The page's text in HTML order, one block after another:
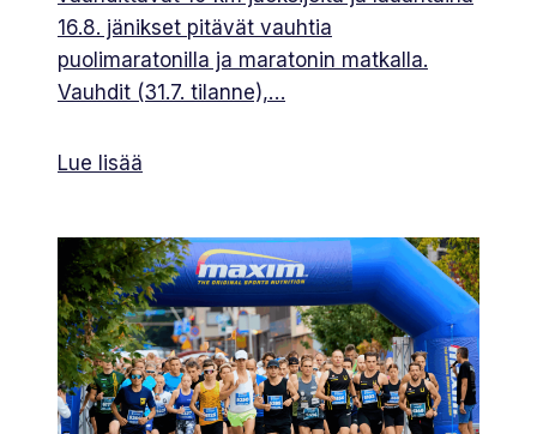
16.8. jänikset pitävät vauhtia
puolimaratonilla ja maratonin matkalla.
Vauhdit (31.7. tilanne),…
Lue lisää